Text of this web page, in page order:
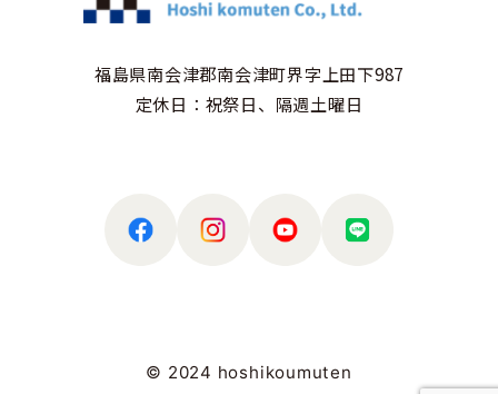
福島県南会津郡南会津町界字上田下987
定休日：祝祭日、隔週土曜日
© 2024 hoshikoumuten